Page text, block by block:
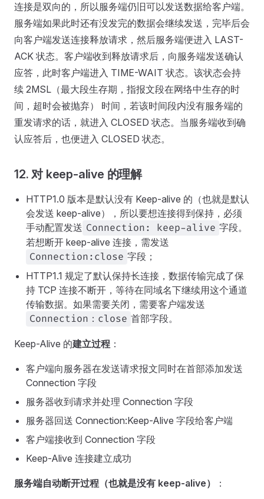
连接是双向的，所以服务端仍旧可以发送数据给客户端。
服务端如果此时还有没发完的数据会继续发送，完毕后会
向客户端发送连接释放请求，然后服务端便进入 LAST-
ACK 状态。客户端收到释放请求后，向服务端发送确认
应答，此时客户端进入 TIME-WAIT 状态。该状态会持
续 2MSL（最大段生存期，指报文段在网络中生存的时
间，超时会被抛弃） 时间，若该时间段内没有服务端的
重发请求的话，就进入 CLOSED 状态。当服务端收到确
认应答后，也便进入 CLOSED 状态。
12. 对 keep-alive 的理解
HTTP1.0 版本是默认没有 Keep-alive 的（也就是默认
会发送 keep-alive），所以要想连接得到保持，必须
手动配置发送 Connection: keep-alive 字段。
若想断开 keep-alive 连接，需发送
Connection:close 字段；
HTTP1.1 规定了默认保持长连接，数据传输完成了保
持 TCP 连接不断开，等待在同域名下继续用这个通道
传输数据。如果需要关闭，需要客户端发送
Connection：close 首部字段。
Keep-Alive 的建立过程 ：
客户端向服务器在发送请求报文同时在首部添加发送
Connection 字段
服务器收到请求并处理 Connection 字段
服务器回送 Connection:Keep-Alive 字段给客户端
客户端接收到 Connection 字段
Keep-Alive 连接建立成功
服务端自动断开过程（也就是没有 keep-alive） ：